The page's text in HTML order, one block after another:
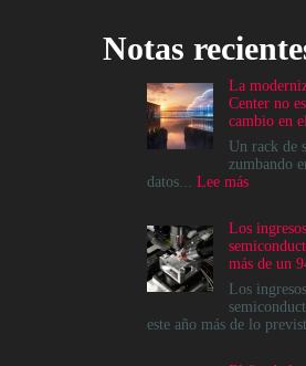
Notas
La
Center no
cambio en
Un rack de
zumbando
datos... Lee más:
del
Data
Center
no
es
un
Los
más de un
Los
este año más de lo